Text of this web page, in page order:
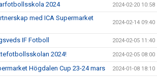
2024 2024-02-20 10:58
med ICA Supermarket
2024-02-14 09:40
IF Fotboll 2024-02-05 11:40
2024! 2024-02-05 08:00
Högdalen Cup 23-24 mars 2024-01-08 18:10